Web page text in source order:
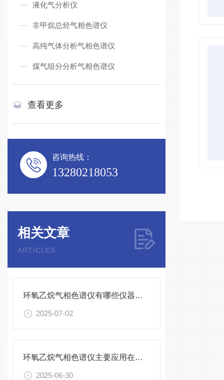
液化气分析仪
非甲烷总烃气相色谱仪
高纯气体分析气相色谱仪
煤气组分分析气相色谱仪
查看更多
咨询热线：
13280218053
相关文章
ARTICLES
环氧乙烷气相色谱仪有哪些仪器配套组成
2025-07-02
环氧乙烷气相色谱仪主要应用在哪些行业
2025-06-30